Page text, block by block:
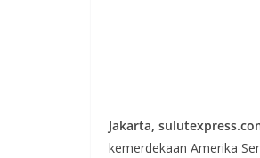
Jakarta,
kemerdekaan Amerika